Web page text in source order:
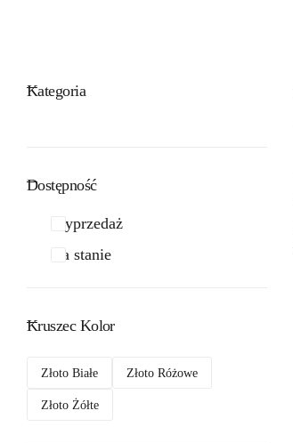
Kategoria
Dostępność
Wyprzedaż
Na stanie
Kruszec Kolor
Złoto Białe Złoto Różowe
Złoto Żółte